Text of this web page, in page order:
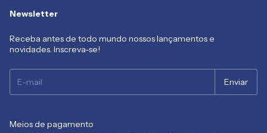
Newsletter
Receba antes de todo mundo nossos lançamentos e
novidades. Inscreva-se!
Meios de pagamento